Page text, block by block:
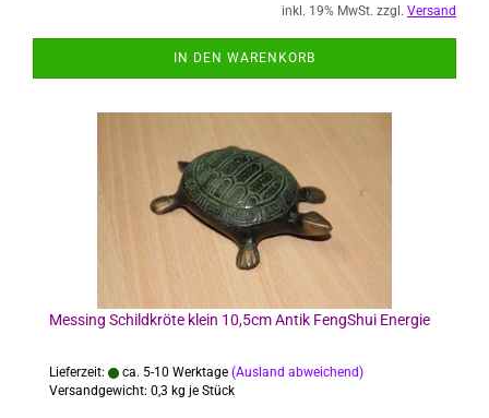
inkl. 19% MwSt. zzgl. Versand
IN DEN WARENKORB
Messing Schildkröte klein 10,5cm Antik FengShui Energie
Lieferzeit: ca. 5-10 Werktage (Ausland abweichend)
Versandgewicht: 0,3 kg je Stück